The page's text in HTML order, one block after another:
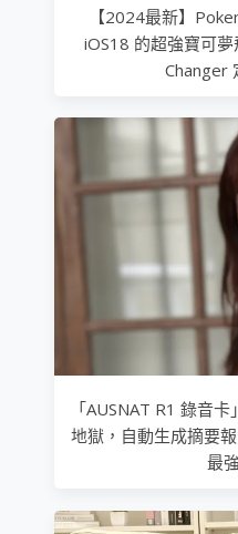
【2024最新】
iOS18 的超強寶可
Changer
「AUSNAT R1 錄音
地獄，自動生成摘要
最